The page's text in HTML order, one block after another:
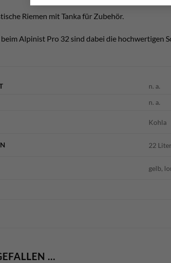
Riemen mit Tanka für Zubehör.
beim Alpinist Pro 32 sind dabei die hochwertigen
n. a.
n. a.
Kohla
22 Liter
gelb,
…